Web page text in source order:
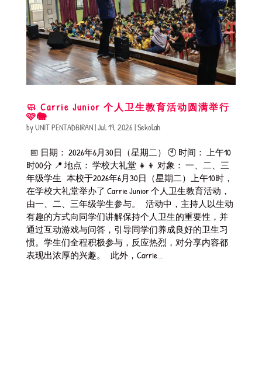
🧼 Carrie Junior 个人卫生教育活动圆满举行
🩷🐘
byUNIT PENTADBIRAN|Jul 19, 2026 |Sekolah
📅 日期： 2026年6月30日（星期二） 🕙 时间： 上午10
时00分 📍 地点： 学校大礼堂 👧👦 对象： 一、二、三
年级学生 本校于2026年6月30日（星期二）上午10时，
在学校大礼堂举办了 Carrie Junior 个人卫生教育活动，
由一、二、三年级学生参与。 活动中，主持人以生动
有趣的方式向同学们讲解保持个人卫生的重要性，并
通过互动游戏与问答，引导同学们养成良好的卫生习
惯。学生们全程积极参与，反应热烈，对分享内容都
表现出浓厚的兴趣。 此外，Carrie...